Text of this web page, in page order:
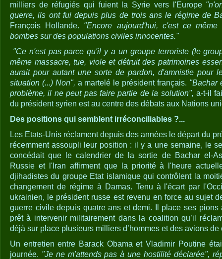
milliers de réfugiés qui fuient la Syrie vers l'Europe
guerre, ils ont fui depuis plus de trois ans le régime de
François Hollande. "Encore aujourd'hui, c'est ce
bombes sur des populations civiles innocentes."
"Ce n'est pas parce qu'il y a un groupe terroriste (le
même massacre, tue, viole et détruit des patrimoines
aurait pour autant une sorte de pardon, d'amnistie pour
situation (...) Non", a martelé le président français. "Bachar
problème, il ne peut pas faire partie de la solution", a-t-il
du président syrien est au centre des débats aux Nations
Des positions qui semblent irréconciliables ?...
Les Etats-Unis réclament depuis des années le départ du
récemment assoupli leur position : il y a une semaine, le
concédait que le calendrier de la sortie de Bachar el-
Russie et l'Iran affirment que la priorité à l'heure
djihadistes du groupe Etat islamique qui contrôlent la
changement de régime à Damas. Tenu à l'écart par
ukrainien, le président russe est revenu en force au sujet
guerre civile depuis quatre ans et demi. Il place ses pions
prêt à intervenir militairement dans la coalition qu’il
déjà sur place plusieurs milliers d’hommes et des avions de
Un entretien entre Barack Obama et Vladimir Poutine
journée. "Je ne m'attends pas à une hostilité déclarée",